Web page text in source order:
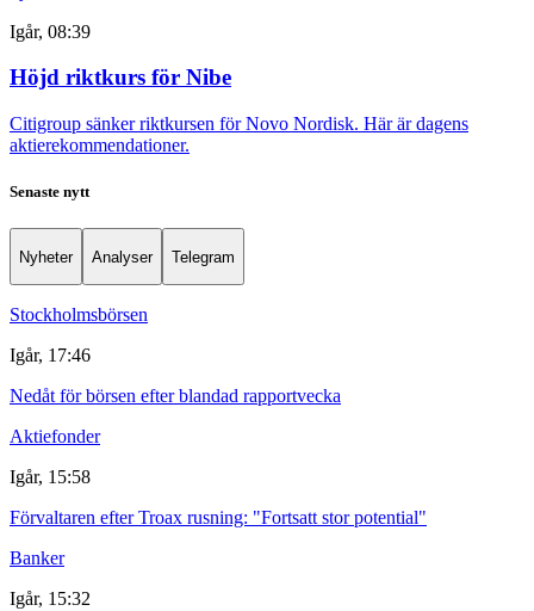
Igår, 08:39
Höjd riktkurs för Nibe
Citigroup sänker riktkursen för Novo Nordisk. Här är dagens
aktierekommendationer.
Senaste nytt
Nyheter Analyser Telegram
Stockholmsbörsen
Igår, 17:46
Nedåt för börsen efter blandad rapportvecka
Aktiefonder
Igår, 15:58
Förvaltaren efter Troax rusning: "Fortsatt stor potential"
Banker
Igår, 15:32